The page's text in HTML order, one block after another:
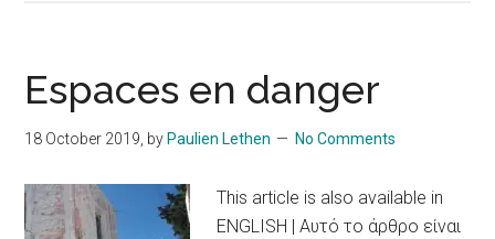
Espaces en danger
18 October 2019, by Paulien Lethen No Comments
This article is also available in
ENGLISH | Αυτό το άρθρο είναι